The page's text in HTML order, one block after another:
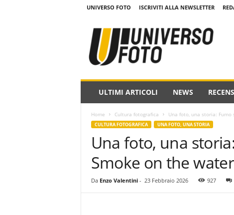
UNIVERSO FOTO ISCRIVITI ALLA NEWSLETTER
.
ULTIMI ARTICOLI NEWS
Home Cultura fotografica Una foto, una storia: Fumo
CULTURA FOTOGRAFICA UNA FOTO, UNA STORIA
Una foto, una
Smoke on the water
Da Enzo Valentini- 23 Febbraio 2026 927